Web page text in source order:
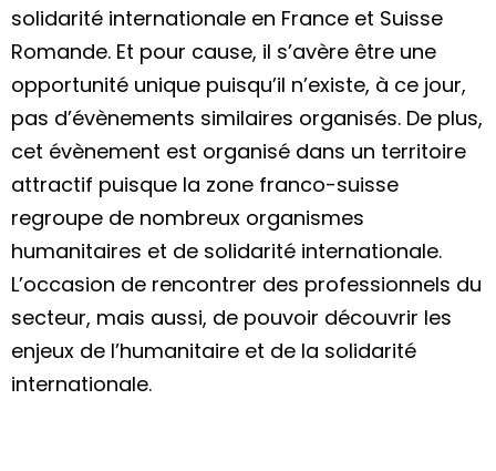
solidarité internationale en France et Suisse
Romande. Et pour cause, il s’avère être une
opportunité unique puisqu’il n’existe, à ce jour,
pas d’évènements similaires organisés. De plus,
cet évènement est organisé dans un territoire
attractif puisque la zone franco-suisse
regroupe de nombreux organismes
humanitaires et de solidarité internationale.
L’occasion de rencontrer des professionnels du
secteur, mais aussi, de pouvoir découvrir les
enjeux de l’humanitaire et de la solidarité
internationale.